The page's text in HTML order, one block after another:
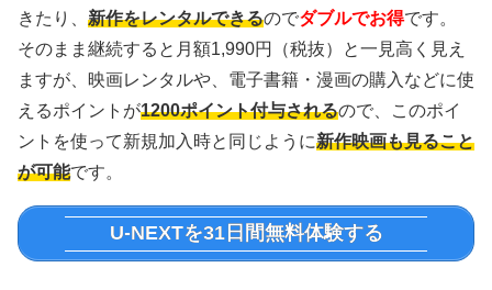
きたり、 新作をレンタルできるのでダブルでお得です。
そのまま継続すると月額1,990円（税抜）と一見高く見え
ますが、映画レンタルや、電子書籍・漫画の購入などに使
えるポイントが1200ポイント付与されるので、このポイ
ントを使って新規加入時と同じように新作映画も見ること
が可能です。
U-NEXTを31日間無料体験する